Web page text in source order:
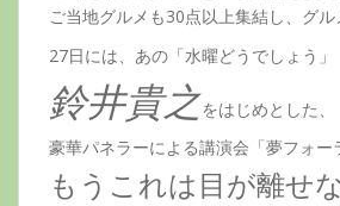
ご当地グルメも30点以上集結し、グル
27日には、あの「水曜どうでしょう
鈴井貴之をはじめとした、
豪華パネラーによる講演会「夢フォー
もうこれは目が離せ